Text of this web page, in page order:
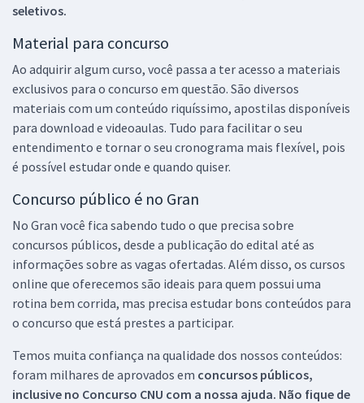
seletivos.
Material para concurso
Ao adquirir algum curso, você passa a ter acesso a materiais
exclusivos para o concurso em questão. São diversos
materiais com um conteúdo riquíssimo, apostilas disponíveis
para download e videoaulas. Tudo para facilitar o seu
entendimento e tornar o seu cronograma mais flexível, pois
é possível estudar onde e quando quiser.
Concurso público é no Gran
No Gran você fica sabendo tudo o que precisa sobre
concursos públicos, desde a publicação do edital até as
informações sobre as vagas ofertadas. Além disso, os cursos
online que oferecemos são ideais para quem possui uma
rotina bem corrida, mas precisa estudar bons conteúdos para
o concurso que está prestes a participar.
Temos muita confiança na qualidade dos nossos conteúdos:
foram milhares de aprovados em concursos públicos,
inclusive no Concurso CNU com a nossa ajuda. Não fique de